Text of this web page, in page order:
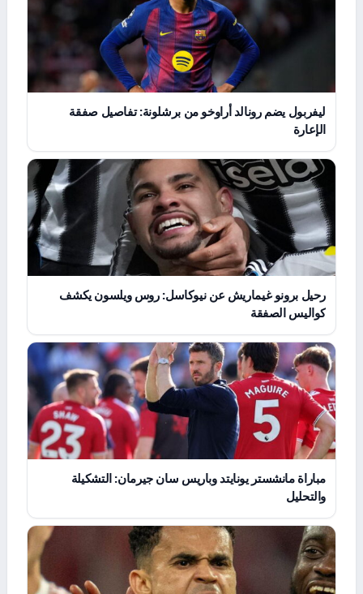
ليفربول يضم رونالد أراوخو من برشلونة: تفاصيل صفقة
الإعارة
رحيل برونو غيماريش عن نيوكاسل: روس ويلسون يكشف
كواليس الصفقة
مباراة مانشستر يونايتد وباريس سان جيرمان: التشكيلة
والتحليل